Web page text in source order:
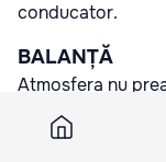
conducator.
BALANȚĂ
Atmosfera nu
cineva drag din
influentati de